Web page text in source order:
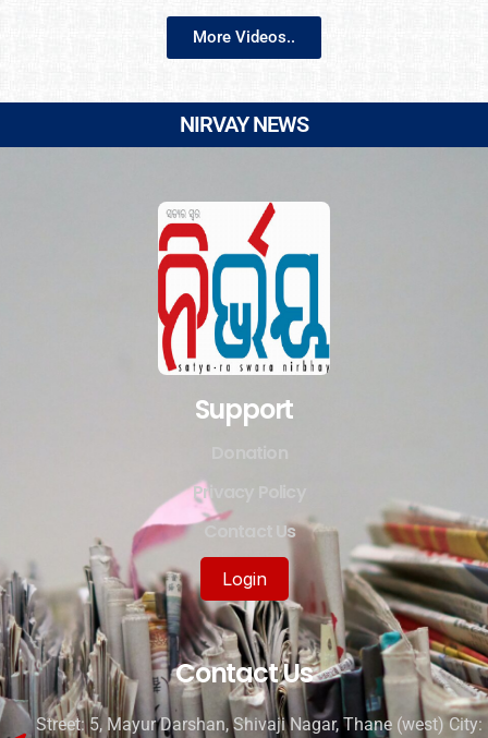
More Videos..
NIRVAY NEWS
Support
Privacy Policy
Contact Us
Login
Contact Us
Street: 5, Mayur Darshan, Shivaji Nagar, Thane (west) City: